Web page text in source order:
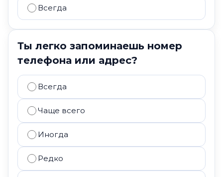
Всегда
Ты легко запоминаешь номер
телефона или адрес?
Всегда
Чаще всего
Иногда
Редко